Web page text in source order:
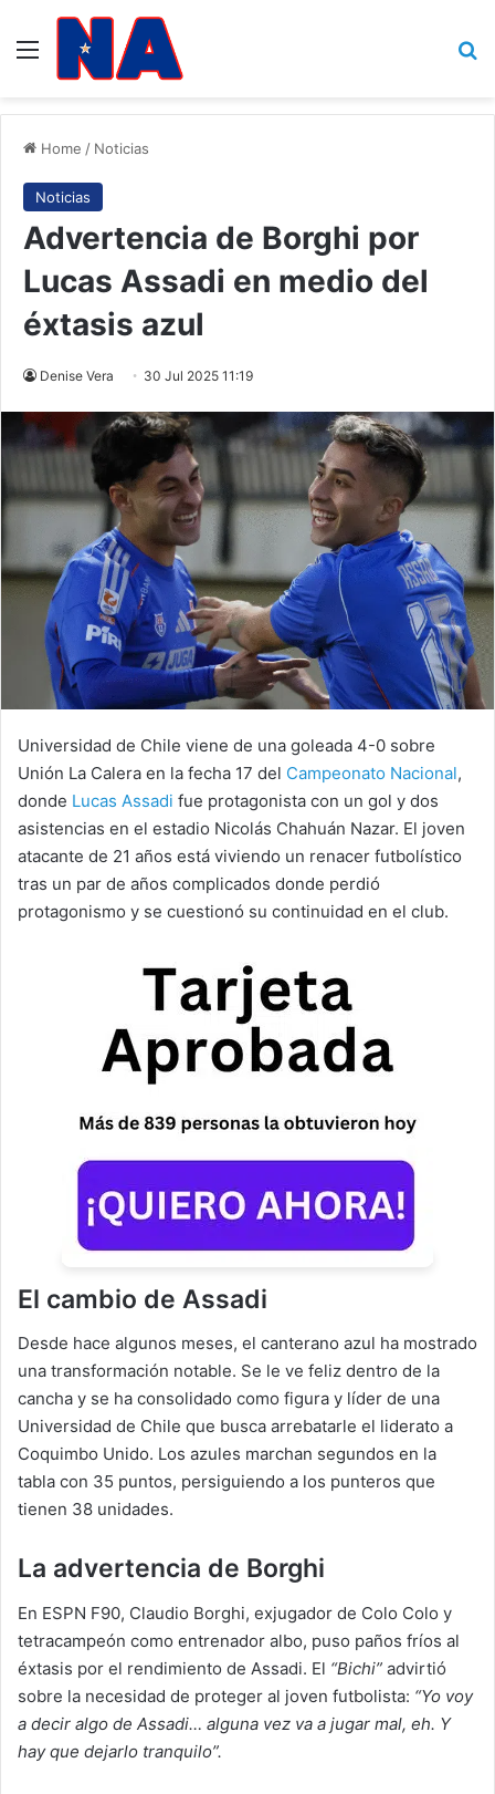
Menu
Home / Noticias
Noticias
Advertencia de Borghi por
Lucas Assadi en medio del
éxtasis azul
Denise Vera 30 Jul 2025 11:19
Universidad de Chile viene de una goleada 4-0 sobre
Unión La Calera en la fecha 17 del Campeonato Nacional,
donde Lucas Assadi fue protagonista con un gol y dos
asistencias en el estadio Nicolás Chahuán Nazar. El joven
atacante de 21 años está viviendo un renacer futbolístico
tras un par de años complicados donde perdió
protagonismo y se cuestionó su continuidad en el club.
El cambio de Assadi
Desde hace algunos meses, el canterano azul ha mostrado
una transformación notable. Se le ve feliz dentro de la
cancha y se ha consolidado como figura y líder de una
Universidad de Chile que busca arrebatarle el liderato a
Coquimbo Unido. Los azules marchan segundos en la
tabla con 35 puntos, persiguiendo a los punteros que
tienen 38 unidades.
La advertencia de Borghi
En ESPN F90, Claudio Borghi, exjugador de Colo Colo y
tetracampeón como entrenador albo, puso paños fríos al
éxtasis por el rendimiento de Assadi. El “Bichi” advirtió
sobre la necesidad de proteger al joven futbolista: “Yo voy
a decir algo de Assadi… alguna vez va a jugar mal, eh. Y
hay que dejarlo tranquilo”.